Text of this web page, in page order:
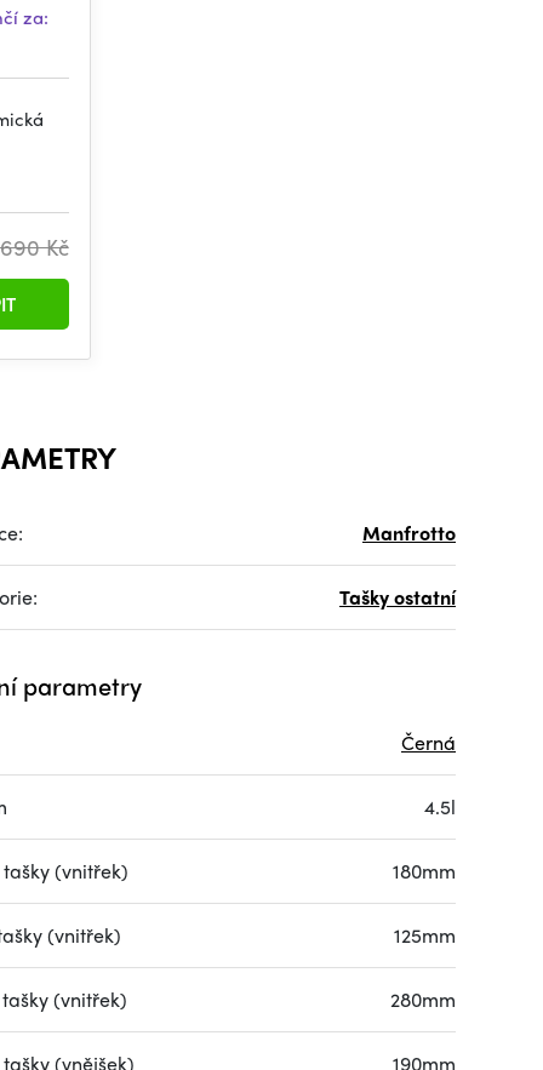
za:
690 Kč
Manfrotto
Tašky ostatní
parametry
Černá
4.5l
(vnitřek) 180mm
(vnitřek) 125mm
(vnitřek) 280mm
(vnějšek) 190mm